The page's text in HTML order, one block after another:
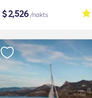
$2,526/nakts